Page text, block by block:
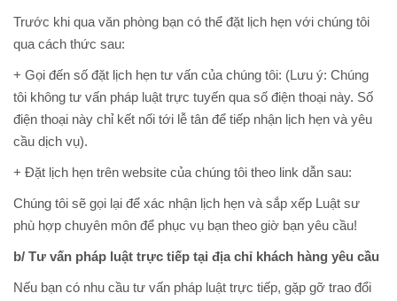
Trước khi qua văn phòng bạn có thể đặt lịch hẹn với chúng tôi
qua cách thức sau:
+ Gọi đến số đặt lịch hẹn tư vấn của chúng tôi: (Lưu ý: Chúng
tôi không tư vấn pháp luật trực tuyến qua số điện thoại này. Số
điện thoại này chỉ kết nối tới lễ tân để tiếp nhận lịch hẹn và yêu
cầu dịch vụ).
+ Đặt lịch hẹn trên website của chúng tôi theo link dẫn sau:
Chúng tôi sẽ gọi lại để xác nhận lịch hẹn và sắp xếp Luật sư
phù hợp chuyên môn để phục vụ bạn theo giờ bạn yêu cầu!
b/ Tư vấn pháp luật trực tiếp tại địa chỉ khách hàng yêu cầu
Nếu bạn có nhu cầu tư vấn pháp luật trực tiếp, gặp gỡ trao đổi